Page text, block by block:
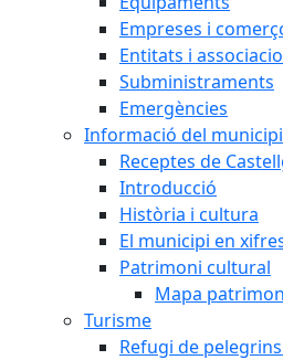
Empreses i
Entitats i
Subministraments
Emergències
Informació del municipi
Receptes de
Introducció
Història i cultura
El municipi en
Patrimoni cultural
Mapa
Turisme
Refugi de